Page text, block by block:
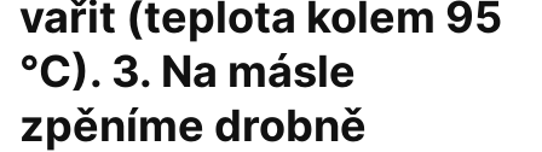
vařit (teplota kolem 95
°C). 3. Na másle
zpěníme drobně